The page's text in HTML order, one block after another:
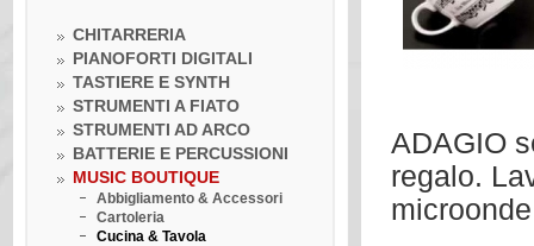
CHITARRERIA
PIANOFORTI DIGITALI
TASTIERE E SYNTH
STRUMENTI A FIATO
STRUMENTI AD ARCO
BATTERIE E PERCUSSIONI
MUSIC BOUTIQUE
Abbigliamento & Accessori
Cartoleria
Cucina & Tavola
ADAGIO
regalo.